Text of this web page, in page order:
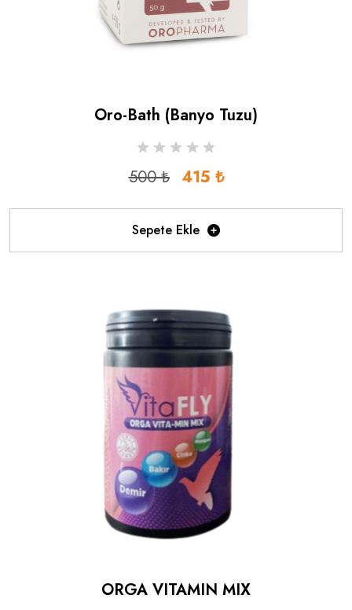
Oro-Bath (banyo Tuzu)
500 ₺ 415 ₺
Sepete Ekle
ORGA VITAMIN MIX